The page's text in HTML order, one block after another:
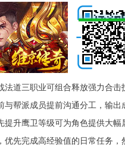
法道三职业可组合释放强力合
帮派成员提前沟通分工，输出
升鹰卫等级可为角色提供大幅
先完成高经验值的日常任务，